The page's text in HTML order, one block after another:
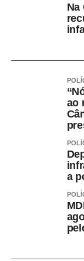
A programação
59ª Feira
Data: 8 a 16 de
Local: Parque
COMENTE
Na
ao
a